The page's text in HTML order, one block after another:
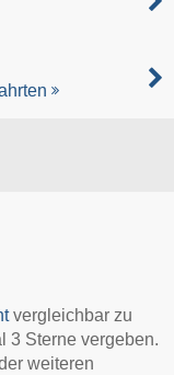
vergleichbar zu
3 Sterne vergeben.
weiteren